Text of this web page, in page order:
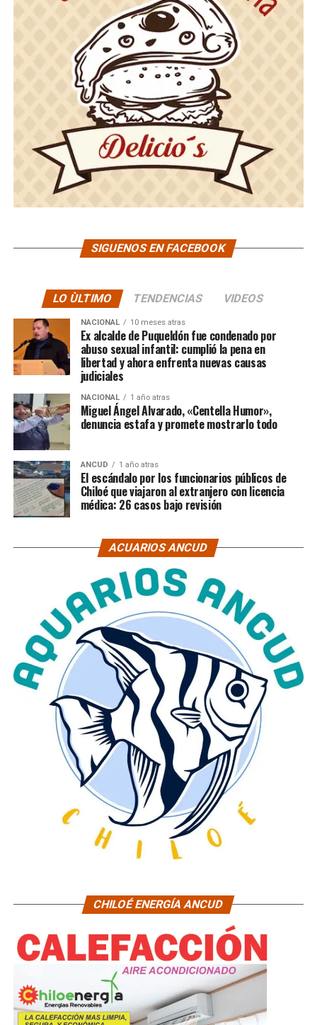
SIGUENOS EN FACEBOOK
LO ÙLTIMO TENDENCIAS VIDEOS
NACIONAL 10 meses atras
Ex alcalde de Puqueldón fue condenado por
abuso sexual infantil: cumplió la pena en
libertad y ahora enfrenta nuevas causas
judiciales
NACIONAL 1 año atras
Miguel Ángel Alvarado, «Centella Humor»,
denuncia estafa y promete mostrarlo todo
ANCUD 1 año atras
El escándalo por los funcionarios públicos de
Chiloé que viajaron al extranjero con licencia
médica: 26 casos bajo revisión
ACUARIOS ANCUD
CHILOÉ ENERGÍA ANCUD